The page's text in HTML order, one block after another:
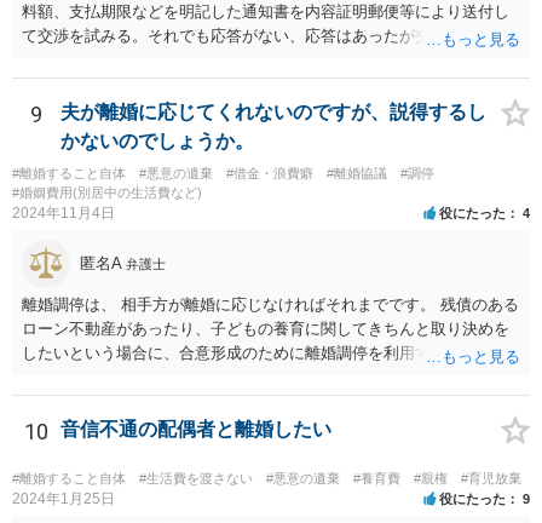
料額、支払期限などを明記した通知書を内容証明郵便等により送付し
て交渉を試みる。それでも応答がない、応答はあったが交渉で解決で
なるでしょう。 また、配偶者と別居中で生活費が支払われていないと
いう点については、婚姻費用分担請求調停を申し立てることも有効で
す。 証拠の整理が重要ですので、早めに弁護士へ具体的事情を示して
相談することをお勧めします。
9
夫が離婚に応じてくれないのですが、説得するし
かないのでしょうか。
#離婚すること自体 #悪意の遺棄 #借金・浪費癖 #離婚協議
#調停
#婚姻費用(別居中の生活費など)
2024年11月4日 役にたった 4
匿名A 弁護士
離婚調停は、 相手方が離婚に応じなければそれまでです。 残債のある
ローン不動産があったり、子どもの養育に関してきちんと取り決めを
したいという場合に、合意形成のために離婚調停を利用することは合
いため、 申立てをしても相手方が出頭せず終わってしまったり、 半年
から一年調停をやって徒労に終わるだけといったデメリットの部分が
大きいように思われます。 調停前置主義との関係で、離婚訴訟を見据
えて調停を行う（即不調でも構わない）ということは考えられます
が、ご自身のケースで現状離婚訴訟をしても難しいように思われます
10 音信不通の配偶者と離婚したい
#離婚すること自体 #生活費を渡さない #悪意の遺棄 #養育費 #親権 #育児放棄
2024年1月25日 役にたった 9